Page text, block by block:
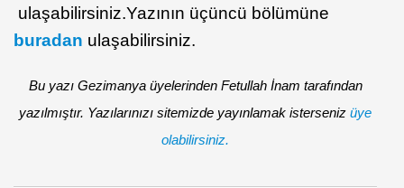
ulaşabilirsiniz.Yazının üçüncü bölümüne
buradan ulaşabilirsiniz.
Bu yazı Gezimanya üyelerinden Fetullah İnam tarafından
yazılmıştır. Yazılarınızı sitemizde yayınlamak isterseniz üye
olabilirsiniz.